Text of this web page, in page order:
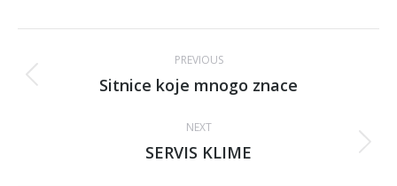
navigation
PREVIOUS
Previous
Sitnice koje mnogo znace
NEXT
Next
SERVIS KLIME